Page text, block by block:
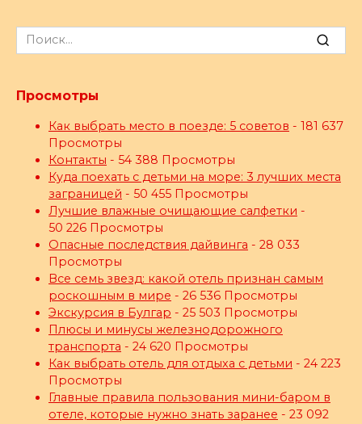
Search
for:
Просмотры
Как выбрать место в поезде: 5 советов - 181 637
Просмотры
Контакты - 54 388 Просмотры
Куда поехать с детьми на море: 3 лучших места
заграницей - 50 455 Просмотры
Лучшие влажные очищающие салфетки -
50 226 Просмотры
Опасные последствия дайвинга - 28 033
Просмотры
Все семь звезд: какой отель признан самым
роскошным в мире - 26 536 Просмотры
Экскурсия в Булгар - 25 503 Просмотры
Плюсы и минусы железнодорожного
транспорта - 24 620 Просмотры
Как выбрать отель для отдыха с детьми - 24 223
Просмотры
Главные правила пользования мини-баром в
отеле, которые нужно знать заранее - 23 092